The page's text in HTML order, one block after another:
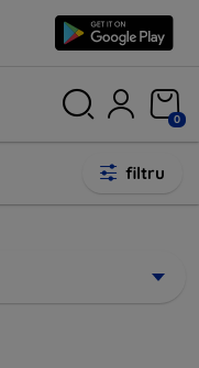
0
filtru